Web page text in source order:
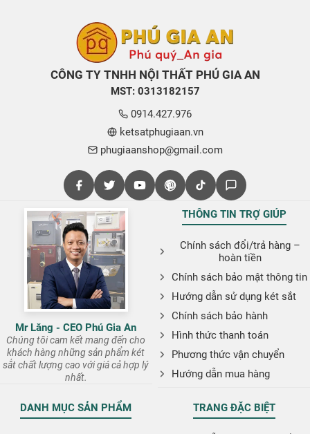
CÔNG TY TNHH NỘI THẤT PHÚ GIA AN
MST: 0313182157
0914.427.976
ketsatphugiaan.vn
phugiaanshop@gmail.com
Mr Lăng - CEO Phú Gia An
Chúng tôi cam kết mang đến cho
khách hàng những sản phẩm két
sắt chất lượng cao với giá cả hợp lý
nhất.
THÔNG TIN TRỢ GIÚP
Chính sách đổi/trả hàng –
hoàn tiền
Chính sách bảo mật thông tin
Hướng dẫn sử dụng két sắt
Chính sách bảo hành
Hình thức thanh toán
Phương thức vận chuyển
Hướng dẫn mua hàng
DANH MỤC SẢN PHẨM TRANG ĐẶC BIỆT